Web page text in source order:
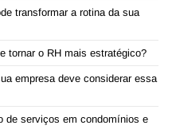
transformar a rotina da sua
tornar o RH mais estratégico?
empresa deve considerar essa
de serviços em condomínios e